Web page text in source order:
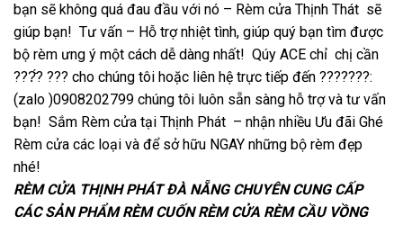
bạn sẽ không quá đau đầu với nó – Rèm cửa Thịnh Thát sẽ
giúp bạn! Tư vấn – Hỗ trợ nhiệt tình, giúp quý bạn tìm được
bộ rèm ưng ý một cách dễ dàng nhất! Qúy ACE chỉ chị cần
???̆́? ??? cho chúng tôi hoặc liên hệ trực tiếp đến ???????:
(zalo )0908202799 chúng tôi luôn sẵn sàng hỗ trợ và tư vấn
bạn! Sắm Rèm cửa tại Thịnh Phát – nhận nhiều Ưu đãi Ghé
Rèm cửa các loại và để sở hữu NGAY những bộ rèm đẹp
nhé!
RÈM CỬA THỊNH PHÁT ĐÀ NẴNG CHUYÊN CUNG CẤP
CÁC SẢN PHẨM RÈM CUỐN RÈM CỬA RÈM CẦU VỒNG